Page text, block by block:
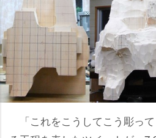
「これをこうしてこう彫っ